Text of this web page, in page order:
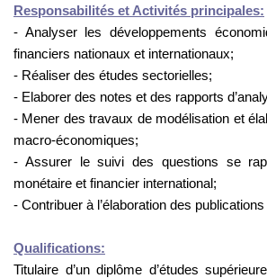
Responsabilités et Activités principales:
- Analyser les développements
financiers nationaux et internationaux;
- Réaliser des études sectorielles;
- Elaborer des notes et des rapports
- Mener des travaux de modélisation et
macro-économiques;
- Assurer le suivi des questions se
monétaire et financier international;
- Contribuer à l’élaboration des
Qualifications:
Titulaire d’un diplôme d’études